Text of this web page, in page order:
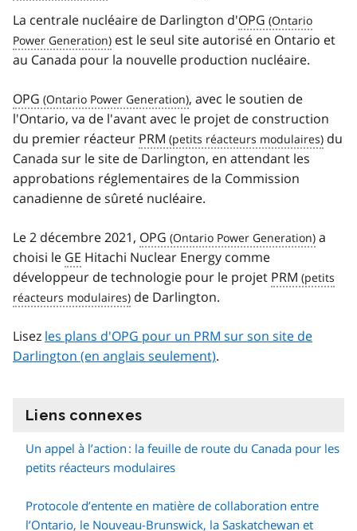
La centrale nucléaire de Darlington d'OPG
est le seul site autorisé en Ontario et
au Canada pour la nouvelle production nucléaire.
OPG
, avec le soutien de
l'Ontario, va de l'avant avec le projet de construction
du premier réacteur PRM
du
Canada sur le site de Darlington, en attendant les
approbations réglementaires de la Commission
canadienne de sûreté nucléaire.
Le 2 décembre 2021, OPG
a
choisi le GE Hitachi Nuclear Energy comme
développeur de technologie pour le projet PRM
de Darlington.
Lisez les plans d'OPG pour un PRM sur son site de
Darlington (en anglais seulement).
Liens connexes
Un appel à l’action : la feuille de route du Canada pour les
petits réacteurs modulaires
Protocole d’entente en matière de collaboration entre
l’Ontario, le Nouveau-Brunswick, la Saskatchewan et